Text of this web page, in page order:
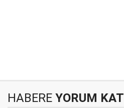
HABERE YORUM KAT